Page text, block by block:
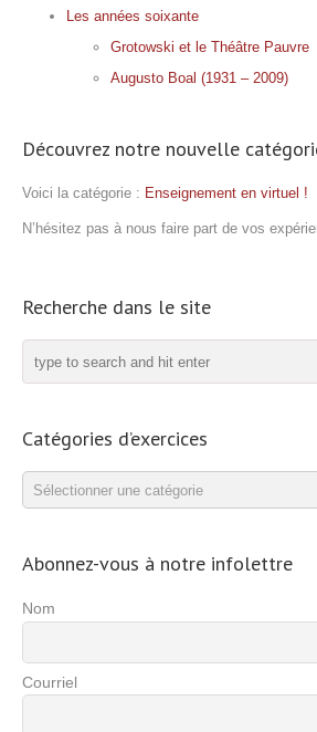
Les années soixante
Grotowski et le Théâtre Pauvre
Augusto Boal (1931 – 2009)
Découvrez notre nouvelle
Voici la catégorie : Enseignement en virtuel !
N’hésitez pas à nous faire part de vos
Recherche dans le site
Catégories d’exercices
Catégories
d’exercices
Abonnez-vous à notre infolettre
Nom
Courriel